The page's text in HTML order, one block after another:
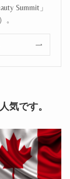
Summit」
。
気です。